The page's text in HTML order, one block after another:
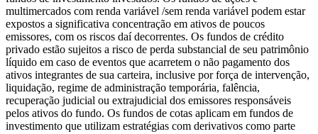
multimercados com renda variável /sem renda variável podem estar
expostos a significativa concentração em ativos de poucos
emissores, com os riscos daí decorrentes. Os fundos de crédito
privado estão sujeitos a risco de perda substancial de seu patrimônio
líquido em caso de eventos que acarretem o não pagamento dos
ativos integrantes de sua carteira, inclusive por força de intervenção,
liquidação, regime de administração temporária, falência,
recuperação judicial ou extrajudicial dos emissores responsáveis
pelos ativos do fundo. Os fundos de cotas aplicam em fundos de
investimento que utilizam estratégias com derivativos como parte